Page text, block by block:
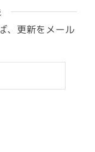
、更新をメール